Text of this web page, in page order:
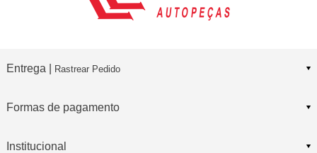
Entrega | Rastrear Pedido
Formas de pagamento
Institucional